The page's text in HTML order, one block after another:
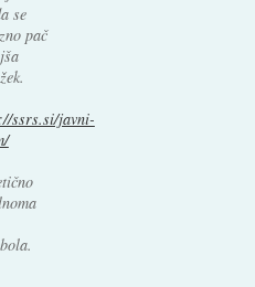
se
pač
ssrs.si/javni-